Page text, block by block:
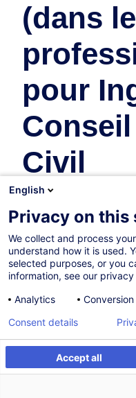
(dans
pour
Civil
Compétences:
Formations
Recommandations de
de compétences
Dossiers de
et bonnes
English
Privacy on this
We collect and process
understand how it is used.
selected purposes, or you
information, see our
Analytics
Accept all
Consent details